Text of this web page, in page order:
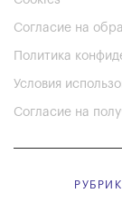
Согласие на
Политика
Условия
Согласие на